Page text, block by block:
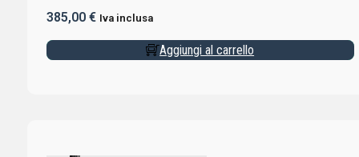
385,00 € Iva inclusa
Aggiungi al carrello